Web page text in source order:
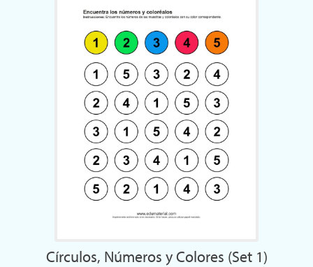
Círculos, Números y Colores (Set 1)